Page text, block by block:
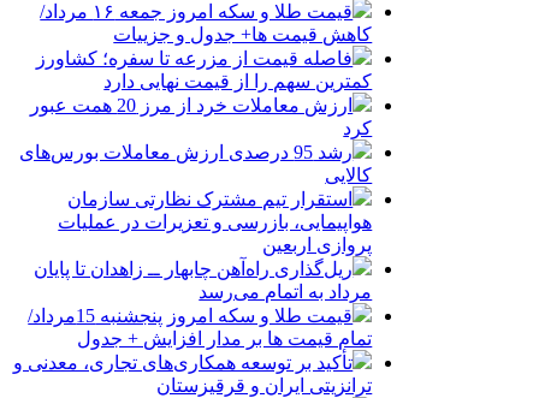
قیمت طلا و سکه امروز جمعه ۱۶ مرداد/
کاهش قیمت ها+ جدول و جزییات
فاصله قیمت از مزرعه تا سفره؛ کشاورز
کمترین سهم را از قیمت نهایی دارد
ارزش معاملات خرد از مرز 20 همت عبور
کرد
رشد 95 درصدی ارزش معاملات بورس‌های
کالایی
استقرار تیم مشترک نظارتی سازمان
هواپیمایی، بازرسی و تعزیرات در عملیات
پروازی اربعین
ریل‌گذاری راه‌آهن چابهار ــ زاهدان تا پایان
مرداد به اتمام می‌رسد
قیمت طلا و سکه امروز پنجشنبه 15مرداد/
تمام قیمت ها بر مدار افزایش + جدول
تأکید بر توسعه همکاری‌های تجاری، معدنی و
ترانزیتی ایران و قرقیزستان